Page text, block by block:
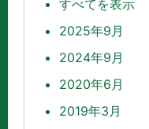
すべてを表示
2025年9月
2024年9月
2020年6月
2019年3月